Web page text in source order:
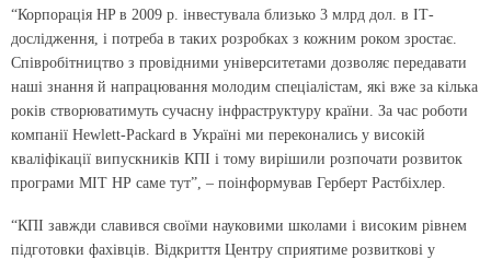
“Корпорація HP в 2009 р. інвестувала близько 3 млрд дол. в ІТ-
дослідження, і потреба в таких розробках з кожним роком зростає.
Співробітництво з провідними університетами дозволяє передавати
наші знання й напрацювання молодим спеціалістам, які вже за кілька
років створюватимуть сучасну інфраструктуру країни. За час роботи
компанії Hewlett-Packard в Україні ми переконались у високій
кваліфікації випускників КПІ і тому вирішили розпочати розвиток
програми МІТ НР саме тут”, – поінформував Герберт Растбіхлер.
“КПІ завжди славився своїми науковими школами і високим рівнем
підготовки фахівців. Відкриття Центру сприятиме розвиткові у